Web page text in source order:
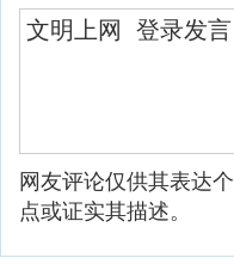
网友评论仅供其表达
点或证实其描述。